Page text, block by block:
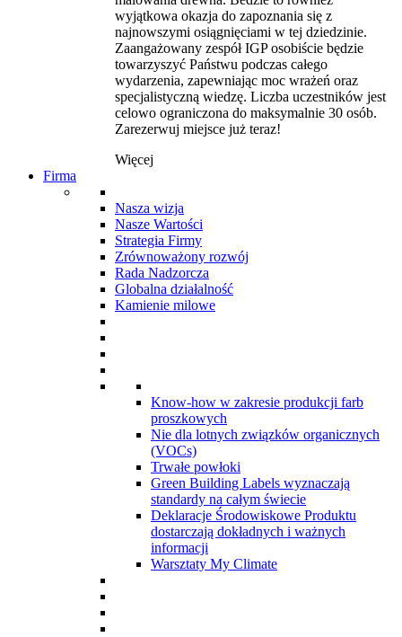
wyjątkowa okazja do zapoznania się z
najnowszymi osiągnięciami w tej dziedzinie.
Zaangażowany zespół IGP osobiście będzie
towarzyszyć Państwu podczas całego
wydarzenia, zapewniając moc wrażeń oraz
specjalistyczną wiedzę. Liczba uczestników jest
celowo ograniczona do maksymalnie 30 osób.
Zarezerwuj miejsce już teraz!
Więcej
Firma
Nasza wizja
Nasze Wartości
Strategia Firmy
Zrównoważony rozwój
Rada Nadzorcza
Globalna działalność
Kamienie milowe
Know-how w zakresie produkcji farb
proszkowych
Nie dla lotnych związków organicznych
(VOCs)
Trwałe powłoki
Green Building Labels wyznaczają
standardy na całym świecie
Deklaracje Środowiskowe Produktu
dostarczają dokładnych i ważnych
informacji
Warsztaty My Climate